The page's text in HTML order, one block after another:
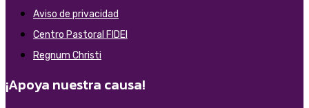
Aviso de privacidad
Centro Pastoral FIDEI
Regnum Christi
¡Apoya nuestra causa!